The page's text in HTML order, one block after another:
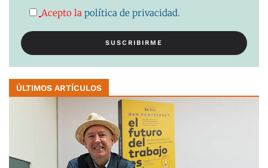
Acepto la política de privacidad.
ÚLTIMOS ARTÍCULOS